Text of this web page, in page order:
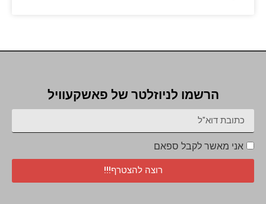
הרשמו לניוזלטר של פאשקעוויל
אני מאשר לקבל ספאם
רוצה להצטרף!!!